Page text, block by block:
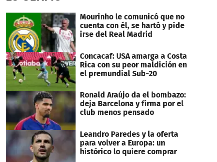
Mourinho le comunicó que no
cuenta con él, se hartó y pide
irse del Real Madrid
Concacaf: USA amarga a Costa
Rica con su peor maldición en
el premundial Sub-20
Ronald Araújo da el bombazo:
deja Barcelona y firma por el
club menos pensado
Leandro Paredes y la oferta
para volver a Europa: un
histórico lo quiere comprar